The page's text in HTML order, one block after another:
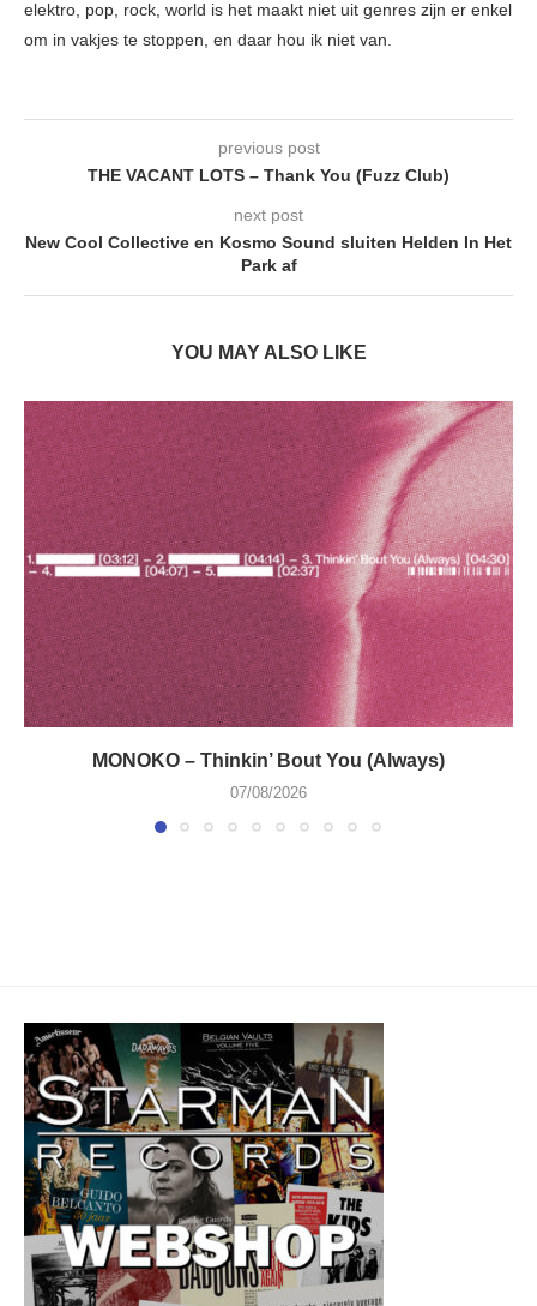
elektro, pop, rock, world is het maakt niet uit genres zijn er enkel
om in vakjes te stoppen, en daar hou ik niet van.
previous post
THE VACANT LOTS – Thank You (Fuzz Club)
next post
New Cool Collective en Kosmo Sound sluiten Helden In Het
Park af
YOU MAY ALSO LIKE
MONOKO – Thinkin’ Bout You (Always)
07/08/2026